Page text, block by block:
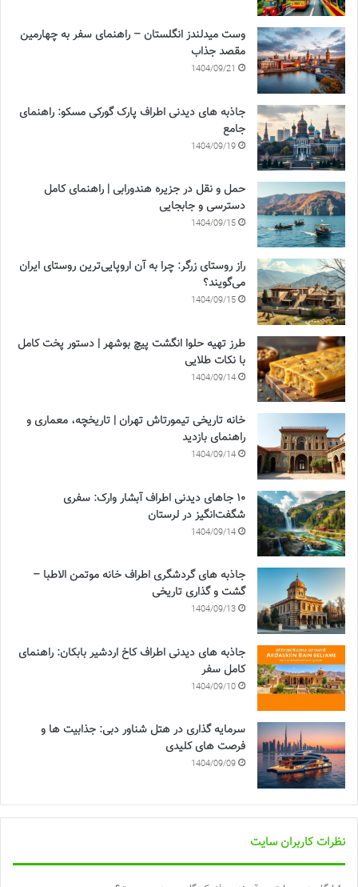
وست میدلندز انگلستان – راهنمای سفر به چهارمین
مقصد جذاب
1404/09/21
جاذبه های دیدنی اطراف پارک گورکی مسکو: راهنمای
جامع
1404/09/19
حمل و نقل در جزیره هندورابی | راهنمای کامل
دسترسی و جابجایی
1404/09/15
راز روستای زرگر: چرا به آن اروپایی‌ترین روستای ایران
می‌گویند؟
1404/09/15
طرز تهیه حلوا انگشت پیچ بوشهر | دستور پخت کامل
با نکات طلایی
1404/09/14
خانه تاریخی تیمورتاش تهران | تاریخچه، معماری و
راهنمای بازدید
1404/09/14
۱۰ جاهای دیدنی اطراف آبشار وارک: سفری
شگفت‌انگیز در لرستان
1404/09/14
جاذبه های گردشگری اطراف خانه موتمن الاطبا –
گشت و گذاری تاریخی
1404/09/13
جاذبه های دیدنی اطراف کاخ اردشیر بابکان: راهنمای
کامل سفر
1404/09/10
سرمایه گذاری در هتل شناور دبی: جذابیت ها و
فرصت های کلیدی
1404/09/09
نظرات کاربران سایت